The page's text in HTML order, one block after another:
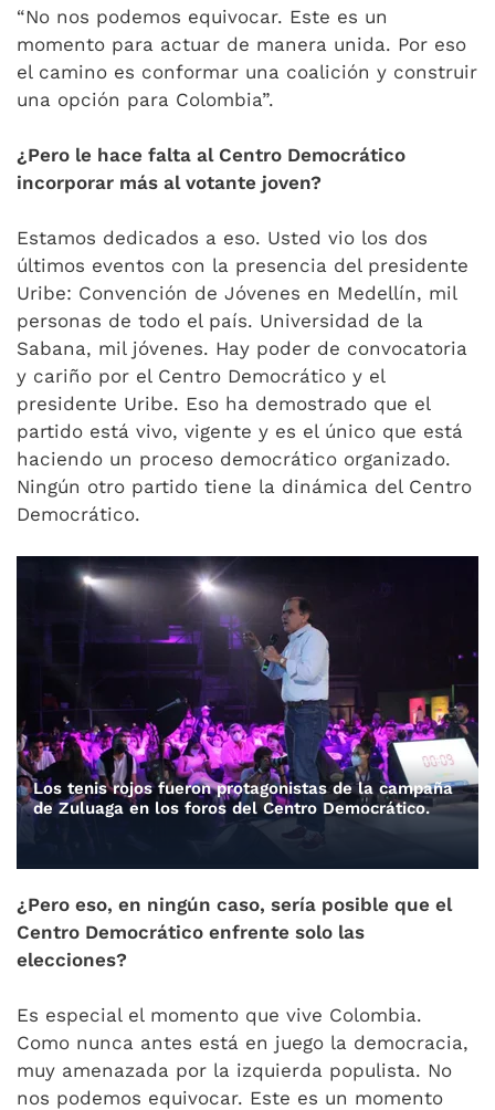
“No nos podemos equivocar. Este es un
momento para actuar de manera unida. Por eso
el camino es conformar una coalición y construir
una opción para Colombia”.
¿Pero le hace falta al Centro Democrático
incorporar más al votante joven?
Estamos dedicados a eso. Usted vio los dos
últimos eventos con la presencia del presidente
Uribe: Convención de Jóvenes en Medellín, mil
personas de todo el país. Universidad de la
Sabana, mil jóvenes. Hay poder de convocatoria
y cariño por el Centro Democrático y el
presidente Uribe. Eso ha demostrado que el
partido está vivo, vigente y es el único que está
haciendo un proceso democrático organizado.
Ningún otro partido tiene la dinámica del Centro
Democrático.
Los tenis rojos fueron protagonistas de la campaña
de Zuluaga en los foros del Centro Democrático.
¿Pero eso, en ningún caso, sería posible que el
Centro Democrático enfrente solo las
elecciones?
Es especial el momento que vive Colombia.
Como nunca antes está en juego la democracia,
muy amenazada por la izquierda populista. No
nos podemos equivocar. Este es un momento